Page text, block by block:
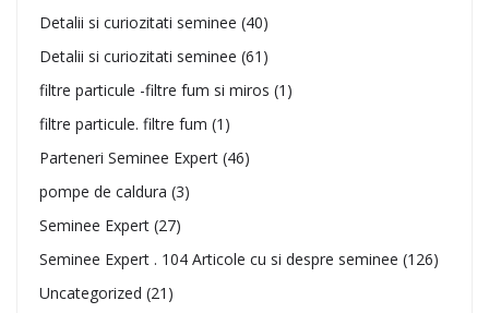
Detalii si curiozitati seminee (40)
Detalii si curiozitati seminee (61)
filtre particule -filtre fum si miros (1)
filtre particule. filtre fum (1)
Parteneri Seminee Expert (46)
pompe de caldura (3)
Seminee Expert (27)
Seminee Expert . 104 Articole cu si despre seminee (126)
Uncategorized (21)